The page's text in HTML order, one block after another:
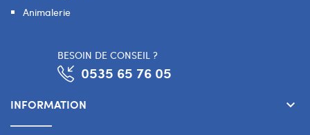
Animalerie
BESOIN DE CONSEIL ?
0535 65 76 05
INFORMATION keyboard_arrow_down